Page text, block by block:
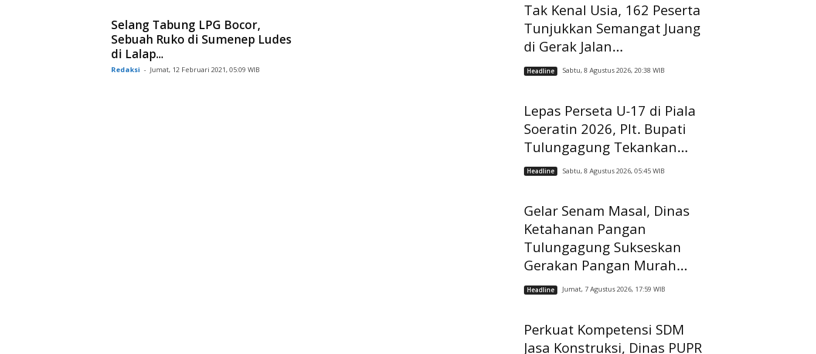
Selang Tabung LPG Bocor,
Sebuah Ruko di Sumenep Ludes
di Lalap...
Redaksi - Jumat, 12 Februari 2021, 05:09 WIB
Tak Kenal Usia, 162 Peserta
Tunjukkan Semangat Juang
di Gerak Jalan...
Headline Sabtu, 8 Agustus 2026, 20:38 WIB
Lepas Perseta U-17 di Piala
Soeratin 2026, Plt. Bupati
Tulungagung Tekankan...
Headline Sabtu, 8 Agustus 2026, 05:45 WIB
Gelar Senam Masal, Dinas
Ketahanan Pangan
Tulungagung Sukseskan
Gerakan Pangan Murah...
Headline Jumat, 7 Agustus 2026, 17:59 WIB
Perkuat Kompetensi SDM
Jasa Konstruksi, Dinas PUPR